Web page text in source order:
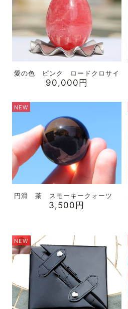
愛の色 ピンク ロードクロサイ
90,000円
NEW
円滑 茶 スモーキークォーツ
3,500円
NEW